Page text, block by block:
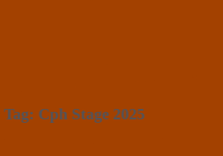
Tag: Cph Stage 2025